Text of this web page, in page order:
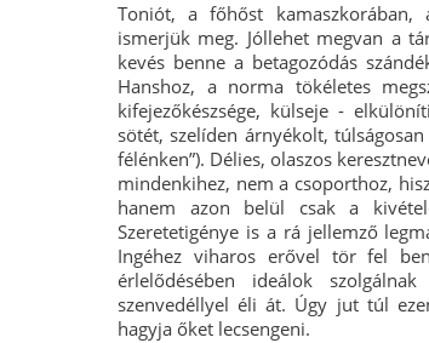
Toniót, a főhőst kamaszkorában,
ismerjük meg. Jóllehet megvan a
kevés benne a betagozódás
Hanshoz, a norma tökéletes
kifejezőkészsége, külseje -
sötét, szelíden árnyékolt,
félénken”). Délies, olaszos
mindenkihez, nem a csoporthoz,
hanem azon belül csak a
Szeretetigénye is a rá jellemző
Ingéhez viharos erővel tör fel
érlelődésében ideálok
szenvedéllyel éli át. Úgy jut túl
hagyja őket lecsengeni.